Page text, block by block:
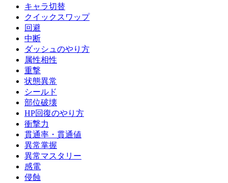
キャラ切替
クイックスワップ
回避
中断
ダッシュのやり方
属性相性
重撃
状態異常
シールド
部位破壊
HP回復のやり方
衝撃力
貫通率・貫通値
異常掌握
異常マスタリー
感電
侵蝕